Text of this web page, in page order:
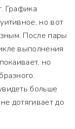
Графика
но вот
После пары
выполнения
но
больше
дотягивает до